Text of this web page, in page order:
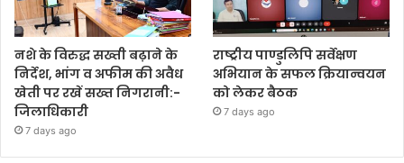
नशे के विरुद्ध सख्ती बढ़ाने के
निर्देश, भांग व अफीम की अवैध
खेती पर रखें सख्त निगरानी:-
जिलाधिकारी
7 days ago
राष्ट्रीय पाण्डुलिपि सर्वेक्षण
अभियान के सफल क्रियान्वयन
को लेकर बैठक
7 days ago